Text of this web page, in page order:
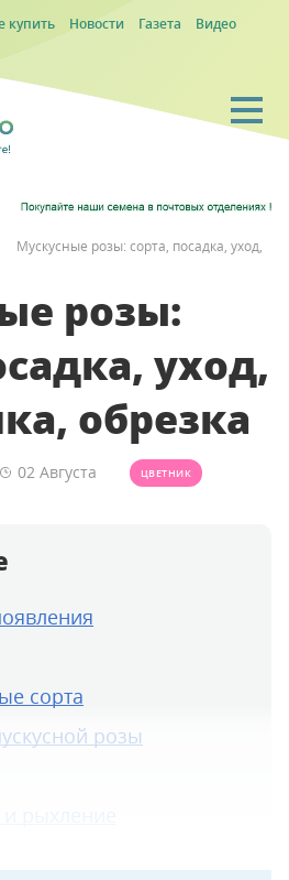
купить Новости Газета
Видео
Мускусные розы: сорта, посадка, уход,
розы:
уход,
обрезка
02 Августа ЦВЕТНИК
сорта
розы
рыхление